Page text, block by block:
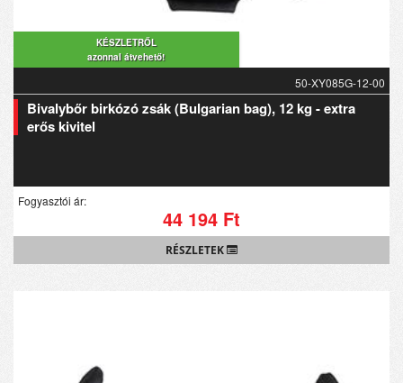
KÉSZLETRŐL
azonnal átvehető!
50-XY085G-12-00
Bivalybőr birkózó zsák (Bulgarian bag), 12 kg - extra
erős kivitel
Fogyasztói ár:
44 194 Ft
RÉSZLETEK